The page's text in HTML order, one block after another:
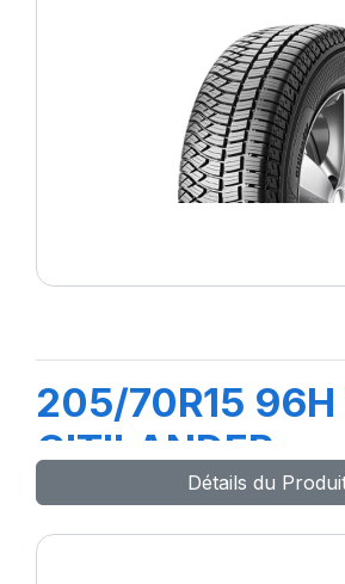
205/70R15 96H
CITILANDER
Détails du